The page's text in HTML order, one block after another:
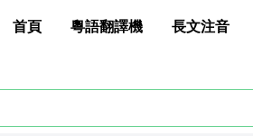
首頁 粵語翻譯機 長文注音